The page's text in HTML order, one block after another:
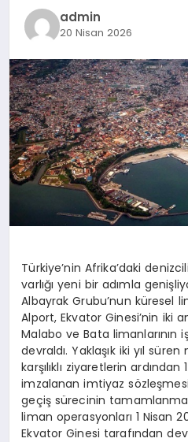
admin
20 Nisan 2026
Türkiye’nin Afrika’daki
varlığı yeni bir adımla
Albayrak Grubu’nun küresel
Alport, Ekvator Ginesi’nin iki
Malabo ve Bata limanlarının
devraldı. Yaklaşık iki yıl
karşılıklı ziyaretlerin
imzalanan imtiyaz
geçiş sürecinin
liman operasyonları 1 Nisan
Ekvator Ginesi tarafından